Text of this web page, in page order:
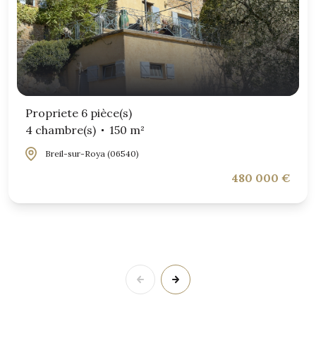
Propriete 6 pièce(s)
4 chambre(s)
150 m²
Breil-sur-Roya (06540)
480 000 €